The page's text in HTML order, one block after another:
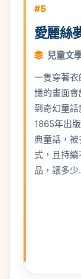
#5
愛麗絲
兒童文
一隻穿著
議的畫面
到奇幻童
1865年出
典童話，
式，且持
品，讓多